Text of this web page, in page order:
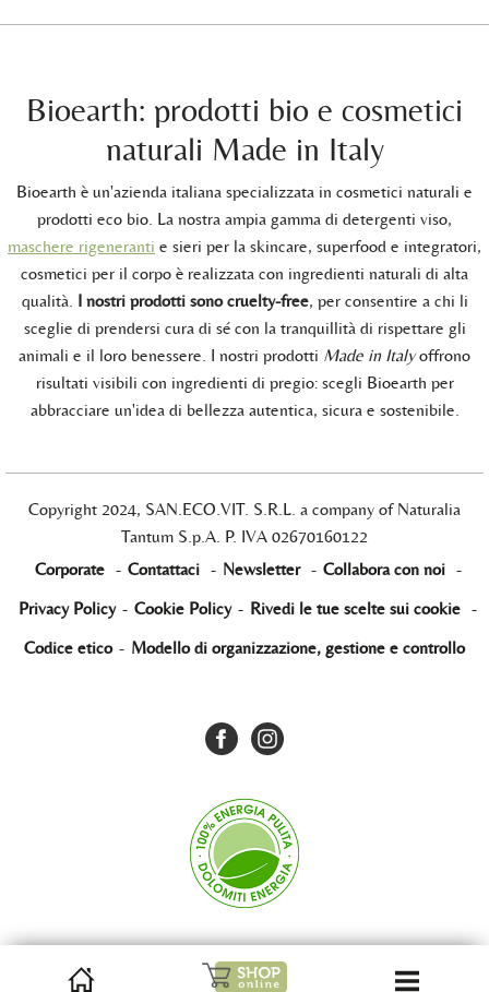
Bioearth: prodotti bio e cosmetici
naturali Made in Italy
Bioearth è un'azienda italiana specializzata in cosmetici naturali e
prodotti eco bio. La nostra ampia gamma di detergenti viso,
maschere rigeneranti e sieri per la skincare, superfood e integratori,
cosmetici per il corpo è realizzata con ingredienti naturali di alta
qualità. I nostri prodotti sono cruelty-free, per consentire a chi li
sceglie di prendersi cura di sé con la tranquillità di rispettare gli
animali e il loro benessere. I nostri prodotti Made in Italyoffrono
risultati visibili con ingredienti di pregio: scegli Bioearth per
abbracciare un'idea di bellezza autentica, sicura e sostenibile.
Copyright 2024, SAN.ECO.VIT. S.R.L. a company of Naturalia
Tantum S.p.A. P. IVA 02670160122
Corporate - Contattaci - Newsletter - Collabora con noi -
Privacy Policy - Cookie Policy - Rivedi le tue scelte sui cookie -
Codice etico - Modello di organizzazione, gestione e controllo